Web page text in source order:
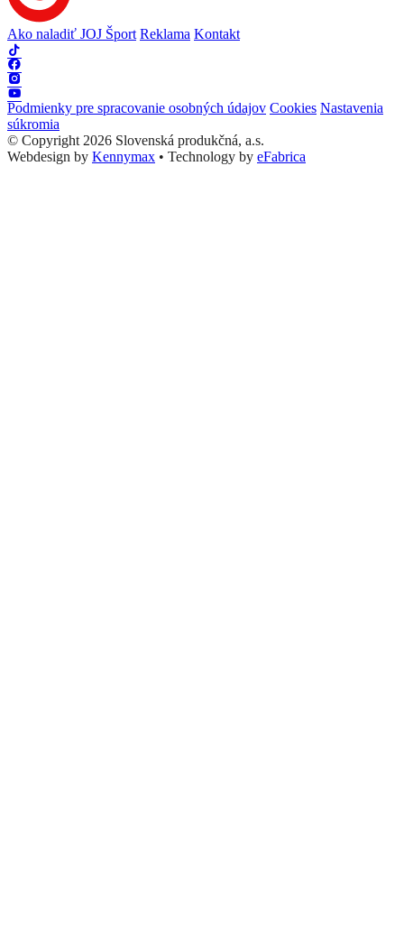
Ako naladiť JOJ Šport Reklama Kontakt
Podmienky pre spracovanie osobných údajov Cookies Nastavenia
súkromia
© Copyright 2026 Slovenská produkčná, a.s.
Webdesign by Kennymax • Technology by eFabrica